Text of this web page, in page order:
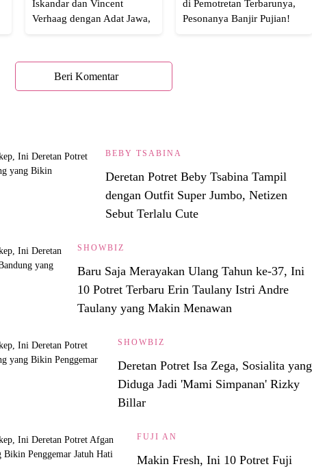
Iskandar dan Vincent
Verhaag dengan Adat Jawa,
di Pemotretan Terbarunya,
Pesonanya Banjir Pujian!
Beri Komentar
BEBY TSABINA
Deretan Potret Beby Tsabina Tampil
dengan Outfit Super Jumbo, Netizen
Sebut Terlalu Cute
SHOWBIZ
Baru Saja Merayakan Ulang Tahun ke-37, Ini
10 Potret Terbaru Erin Taulany Istri Andre
Taulany yang Makin Menawan
SHOWBIZ
Deretan Potret Isa Zega, Sosialita yang
Diduga Jadi 'Mami Simpanan' Rizky
Billar
FUJI AN
Makin Fresh, Ini 10 Potret Fuji